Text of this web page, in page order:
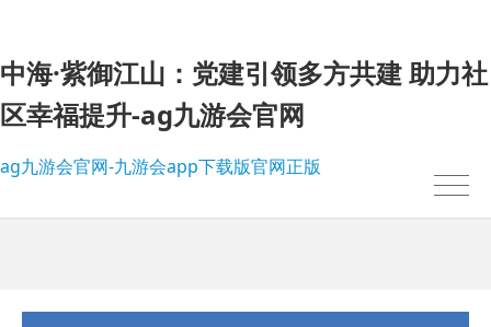
中海·紫御江山：党建引领多方共建 助力社
区幸福提升-ag九游会官网
ag九游会官网-九游会app下载版官网正版